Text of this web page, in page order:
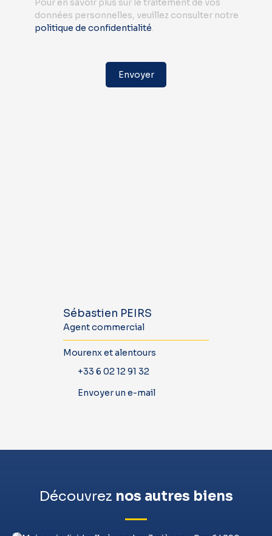
Pour en savoir plus sur le traitement de vos
données personnelles, veuillez consulter notre
politique de confidentialité.
Envoyer
Sébastien PEIRS
Agent commercial
Mourenx et alentours
+33 6 02 12 91 32
Envoyer un e-mail
Découvrez nos autres biens